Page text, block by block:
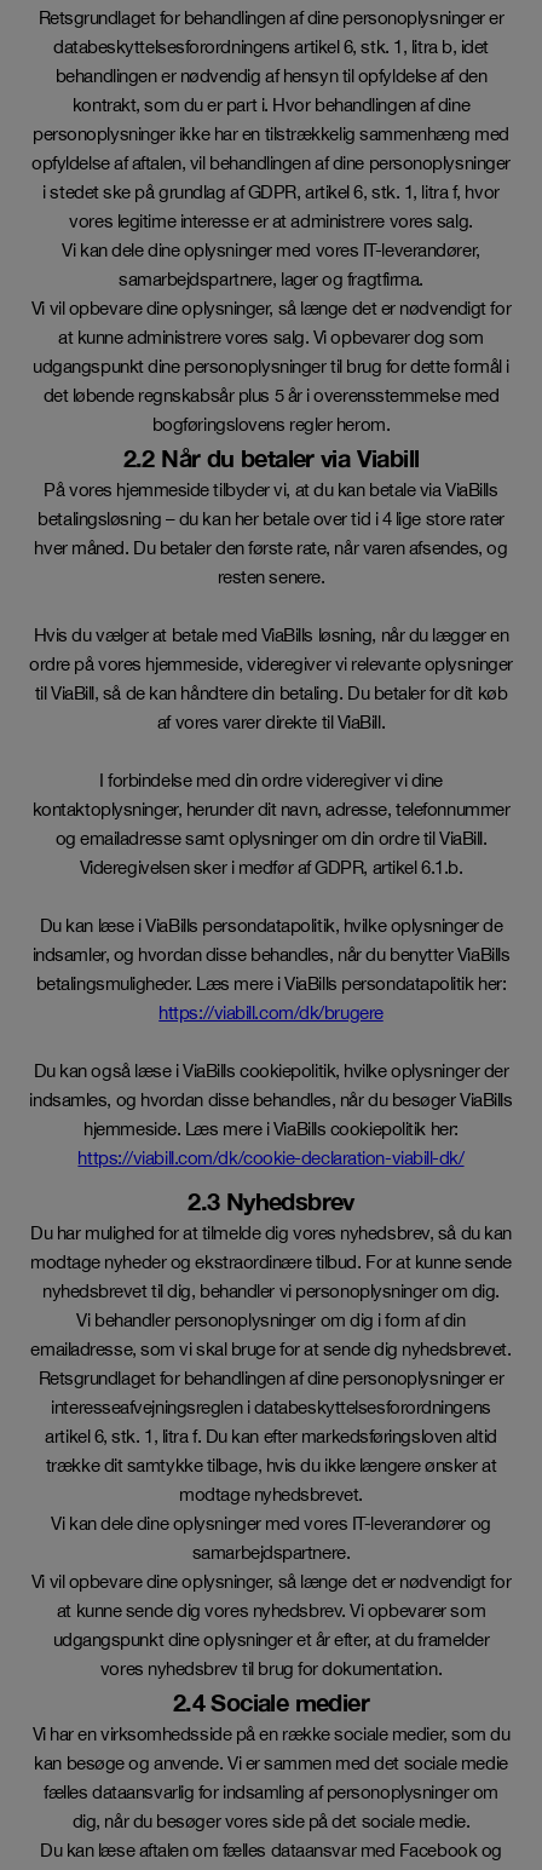
Retsgrundlaget for behandlingen af dine personoplysninger er
databeskyttelsesforordningens artikel 6, stk. 1, litra b, idet
behandlingen er nødvendig af hensyn til opfyldelse af den
kontrakt, som du er part i. Hvor behandlingen af dine
personoplysninger ikke har en tilstrækkelig sammenhæng med
opfyldelse af aftalen, vil behandlingen af dine personoplysninger
i stedet ske på grundlag af GDPR, artikel 6, stk. 1, litra f, hvor
vores legitime interesse er at administrere vores salg.
Vi kan dele dine oplysninger med vores IT-leverandører,
samarbejdspartnere, lager og fragtfirma.
Vi vil opbevare dine oplysninger, så længe det er nødvendigt for
at kunne administrere vores salg. Vi opbevarer dog som
udgangspunkt dine personoplysninger til brug for dette formål i
det løbende regnskabsår plus 5 år i overensstemmelse med
bogføringslovens regler herom.
2.2 Når du betaler via Viabill
På vores hjemmeside tilbyder vi, at du kan betale via ViaBills
betalingsløsning – du kan her betale over tid i 4 lige store rater
hver måned. Du betaler den første rate, når varen afsendes, og
resten senere.
Hvis du vælger at betale med ViaBills løsning, når du lægger en
ordre på vores hjemmeside, videregiver vi relevante oplysninger
til ViaBill, så de kan håndtere din betaling. Du betaler for dit køb
af vores varer direkte til ViaBill.
I forbindelse med din ordre videregiver vi dine
kontaktoplysninger, herunder dit navn, adresse, telefonnummer
og emailadresse samt oplysninger om din ordre til ViaBill.
Videregivelsen sker i medfør af GDPR, artikel 6.1.b.
Du kan læse i ViaBills persondatapolitik, hvilke oplysninger de
indsamler, og hvordan disse behandles, når du benytter ViaBills
betalingsmuligheder. Læs mere i ViaBills persondatapolitik her:
https://viabill.com/dk/brugere
Du kan også læse i ViaBills cookiepolitik, hvilke oplysninger der
indsamles, og hvordan disse behandles, når du besøger ViaBills
hjemmeside. Læs mere i ViaBills cookiepolitik her:
https://viabill.com/dk/cookie-declaration-viabill-dk/
2.3 Nyhedsbrev
Du har mulighed for at tilmelde dig vores nyhedsbrev, så du kan
modtage nyheder og ekstraordinære tilbud. For at kunne sende
nyhedsbrevet til dig, behandler vi personoplysninger om dig.
Vi behandler personoplysninger om dig i form af din
emailadresse, som vi skal bruge for at sende dig nyhedsbrevet.
Retsgrundlaget for behandlingen af dine personoplysninger er
interesseafvejningsreglen i databeskyttelsesforordningens
artikel 6, stk. 1, litra f. Du kan efter markedsføringsloven altid
trække dit samtykke tilbage, hvis du ikke længere ønsker at
modtage nyhedsbrevet.
Vi kan dele dine oplysninger med vores IT-leverandører og
samarbejdspartnere.
Vi vil opbevare dine oplysninger, så længe det er nødvendigt for
at kunne sende dig vores nyhedsbrev. Vi opbevarer som
udgangspunkt dine oplysninger et år efter, at du framelder
vores nyhedsbrev til brug for dokumentation.
2.4 Sociale medier
Vi har en virksomhedsside på en række sociale medier, som du
kan besøge og anvende. Vi er sammen med det sociale medie
fælles dataansvarlig for indsamling af personoplysninger om
dig, når du besøger vores side på det sociale medie.
Du kan læse aftalen om fælles dataansvar med Facebook og